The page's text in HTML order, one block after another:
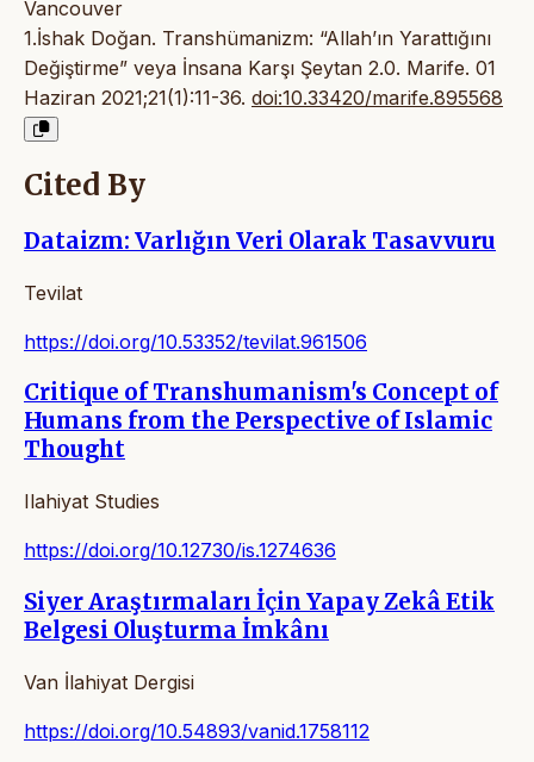
Vancouver
1.İshak Doğan. Transhümanizm: “Allah’ın Yarattığını
Değiştirme” veya İnsana Karşı Şeytan 2.0. Marife. 01
Haziran 2021;21(1):11-36. doi:10.33420/marife.895568
Cited By
Dataizm: Varlığın Veri Olarak Tasavvuru
Tevilat
https://doi.org/10.53352/tevilat.961506
Critique of Transhumanism's Concept of
Humans from the Perspective of Islamic
Thought
Ilahiyat Studies
https://doi.org/10.12730/is.1274636
Siyer Araştırmaları İçin Yapay Zekâ Etik
Belgesi Oluşturma İmkânı
Van İlahiyat Dergisi
https://doi.org/10.54893/vanid.1758112